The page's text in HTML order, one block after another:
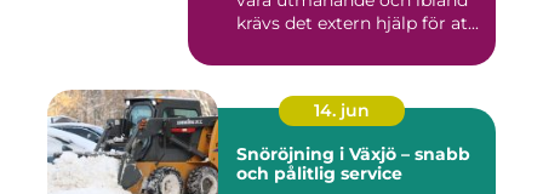
krävs det extern hjälp för at...
14. jun
Snöröjning i Växjö – snabb
och pålitlig service